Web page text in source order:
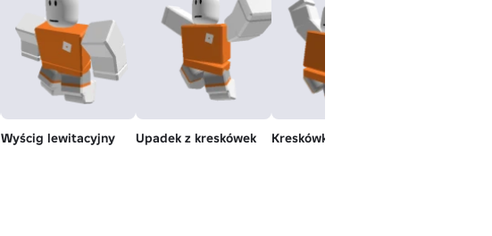
Wyścig lewitacyjny Upadek z kreskówek Kreskówkowy skok